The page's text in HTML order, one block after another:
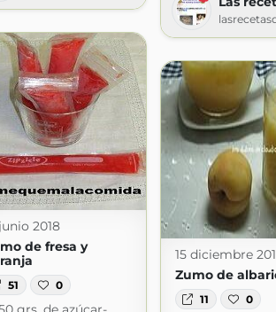
2018
de fresa y
51 0
15 diciembre
Zumo de
11 0